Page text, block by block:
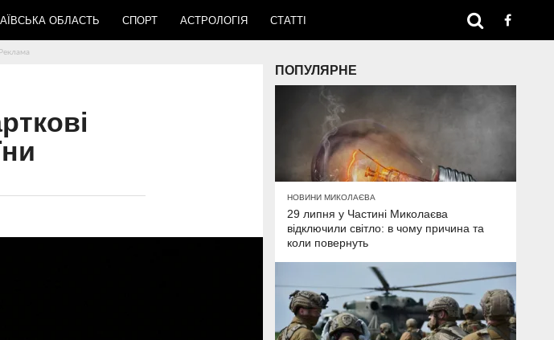
ОБЛАСТЬ СПОРТ АСТРОЛОГІЯ СТАТТІ
ПОПУЛЯРНЕ
НОВИНИ МИКОЛАЄВА
29 липня у Частині Миколаєва
відключили світло: в чому причина та
коли повернуть